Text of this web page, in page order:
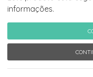
informações.